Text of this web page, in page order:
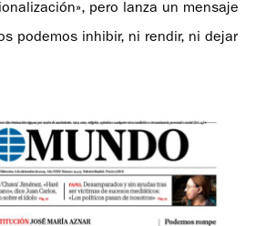
pero lanza un mensaje
podemos inhibir, ni rendir, ni dejar